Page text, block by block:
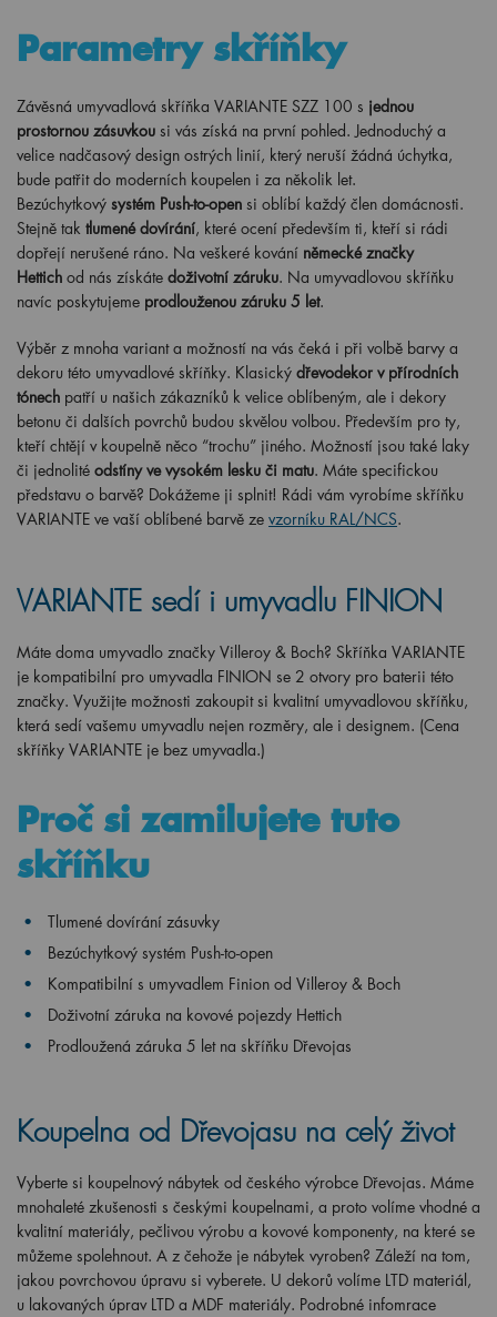
Parametry skříňky
Závěsná umyvadlová skříňka VARIANTE SZZ 100 s jednou
prostornou zásuvkou si vás získá na první pohled. Jednoduchý a
velice nadčasový design ostrých linií, který neruší žádná úchytka,
bude patřit do moderních koupelen i za několik let.
Bezúchytkový systém Push-to-open si oblíbí každý člen domácnosti.
Stejně tak tlumené dovírání, které ocení především ti, kteří si rádi
dopřejí nerušené ráno. Na veškeré kování německé značky
Hettich od nás získáte doživotní záruku. Na umyvadlovou skříňku
navíc poskytujeme prodlouženou záruku 5 let.
Výběr z mnoha variant a možností na vás čeká i při volbě barvy a
dekoru této umyvadlové skříňky. Klasický dřevodekor v přírodních
tónech patří u našich zákazníků k velice oblíbeným, ale i dekory
betonu či dalších povrchů budou skvělou volbou. Především pro ty,
kteří chtějí v koupelně něco “trochu” jiného. Možností jsou také laky
či jednolité odstíny ve vysokém lesku či matu. Máte specifickou
představu o barvě? Dokážeme ji splnit! Rádi vám vyrobíme skříňku
VARIANTE ve vaší oblíbené barvě ze vzorníku RAL/NCS.
VARIANTE sedí i umyvadlu FINION
Máte doma umyvadlo značky Villeroy & Boch? Skříňka VARIANTE
je kompatibilní pro umyvadla FINION se 2 otvory pro baterii této
značky. Využijte možnosti zakoupit si kvalitní umyvadlovou skříňku,
která sedí vašemu umyvadlu nejen rozměry, ale i designem. (Cena
skříňky VARIANTE je bez umyvadla.)
Proč si zamilujete tuto
skříňku
Tlumené dovírání zásuvky
Bezúchytkový systém Push-to-open
Kompatibilní s umyvadlem Finion od Villeroy & Boch
Doživotní záruka na kovové pojezdy Hettich
Prodloužená záruka 5 let na skříňku Dřevojas
Koupelna od Dřevojasu na celý život
Vyberte si koupelnový nábytek od českého výrobce Dřevojas. Máme
mnohaleté zkušenosti s českými koupelnami, a proto volíme vhodné a
kvalitní materiály, pečlivou výrobu a kovové komponenty, na které se
můžeme spolehnout. A z čehože je nábytek vyroben? Záleží na tom,
jakou povrchovou úpravu si vyberete. U dekorů volíme LTD materiál,
u lakovaných úprav LTD a MDF materiály. Podrobné infomrace